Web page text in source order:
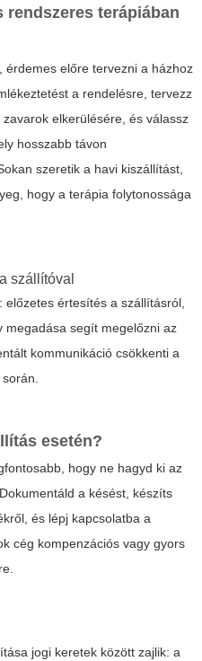
rendszeres terápiában
érdemes előre tervezni a házhoz
a rendelésre, tervezz
elkerülésére, és válassz
hosszabb távon
szeretik a havi kiszállítást,
hogy a terápia folytonossága
szállítóval
előzetes értesítés a szállításról,
megadása segít megelőzni az
kommunikáció csökkenti a
során.
esetén?
hogy ne hagyd ki az
a késést, készíts
és lépj kapcsolatba a
cég kompenzációs vagy gyors
jogi keretek között zajlik: a